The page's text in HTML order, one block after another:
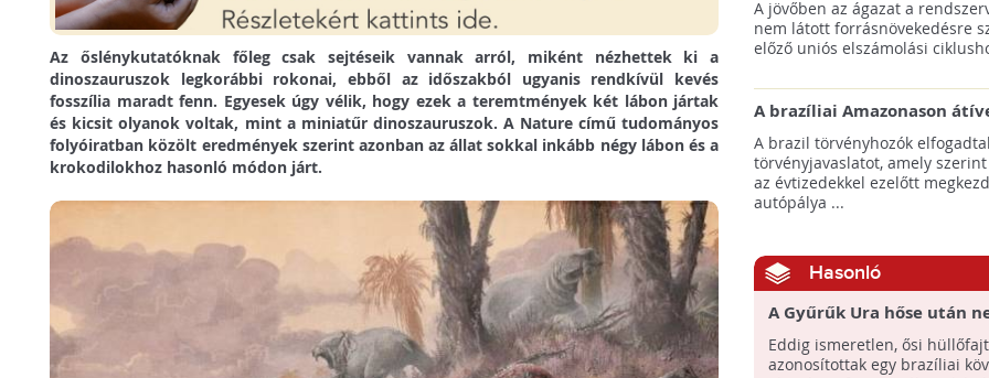
Az őslénykutatóknak főleg csak sejtéseik vannak arról, miként nézhettek ki a
dinoszauruszok legkorábbi rokonai, ebből az időszakból ugyanis rendkívül kevés
fosszília maradt fenn. Egyesek úgy vélik, hogy ezek a teremtmények két lábon jártak
és kicsit olyanok voltak, mint a miniatűr dinoszauruszok. A Nature című tudományos
folyóiratban közölt eredmények szerint azonban az állat sokkal inkább négy lábon és a
krokodilokhoz hasonló módon járt.
pályázatok az elsők között
majd meg
A jövőben az ágazat a
nem látott forrásnövekedésre
előző uniós elszámolási
A brazíliai Amazonason
autópálya robbanásszerű
erdőirtást indíthat el
A brazil törvényhozók
törvényjavaslatot, amely
az évtizedekkel ezelőtt
autópálya ...
Hasonló
A Gyűrűk Ura hőse után
el egy újonnan felfedezett
őshüllőfajt
Eddig ismeretlen, ősi hüllőfajt
azonosítottak egy brazíliai